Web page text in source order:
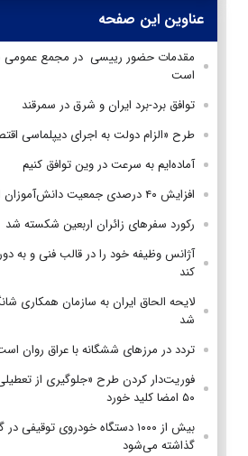
عناوین این صفحه
مقدمات حضور رییسی در مجمع عمومی
است
توافق برد-برد ایران و شرق در سمرقند
طرح «الزام دولت به اجرای دیپلماسی
آماده‌ایم به سرعت در وین توافق کنیم
افزایش ۴۰ درصدی جمعیت دانش‌آموزان افغان
رکورد سفرهای زائران اربعین شکسته شد
آژانس وظیفه خود را در قالب فنی و به
کند
لایحه الحاق ایران به سازمان همکاری
شد
تردد در مرزهای ششگانه با عراق روان
فوریت‌دار کردن طرح «جلوگیری از
۵۰ امضا کلید خورد
بیش از ۱۰۰۰ دستگاه خودروی
گذاشته می‌شود